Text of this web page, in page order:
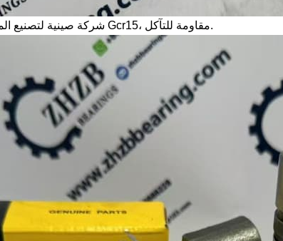
شركة صينية لتصنيع المحامل، مصنوعة من مادة Gcr15، مقاومة للتآكل.